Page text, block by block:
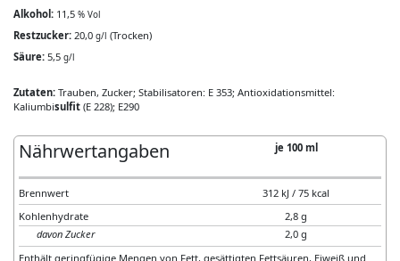
Alkohol: 11,5 % Vol
Restzucker: 20,0 g/l (Trocken)
Säure: 5,5 g/l
Zutaten: Trauben, Zucker; Stabilisatoren: E 353; Antioxidationsmittel:
Kaliumbisulfit (E 228); E290
Nährwertangaben je 100 ml
Brennwert
312 kJ / 75 kcal
Kohlenhydrate
2,8 g
davon Zucker
2,0 g
Enthält geringfügige Mengen von Fett, gesättigten Fettsäuren, Eiweiß und